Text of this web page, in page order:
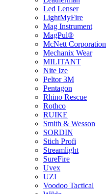
Led Lenser
LightMyFire
Mag Instrument
MagPul®
McNett Corporation
Mechanix Wear
MILITANT
Nite Ize
Peltor 3M
Pentagon
Rhino Rescue
Rothco
RUIKE
Smith & Wesson
SORDIN
Stich Profi
Streamlight
SureFire
Uvex
UZI
Voodoo Tactical